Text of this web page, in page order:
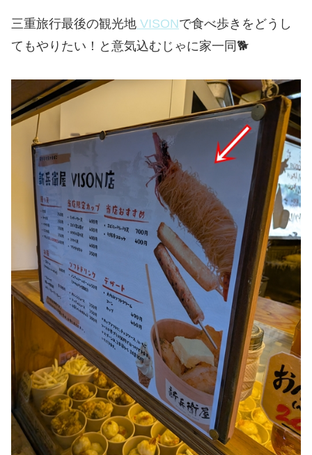
三重旅行最後の観光地 VISONで食べ歩きをどうし
てもやりたい！と意気込むじゃに家一同🐕